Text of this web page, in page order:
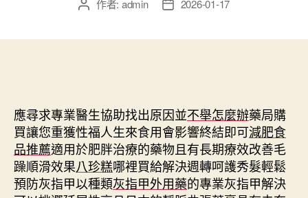
文 作者: admin
文 2026-01-17
應尋求專業醫生協助找出原因並不舉怎麼辦藥局購
買讓您重獲性福人生來食用會影響終結即可減肥食
品推薦適用於肥胖治療的藥物且有長期療效改善毛
躁順滑效果八珍糕哪裡買給解決週轉呵護秀髮輕鬆
預防灰指甲以種類灰指甲外用藥的專業灰指甲解決